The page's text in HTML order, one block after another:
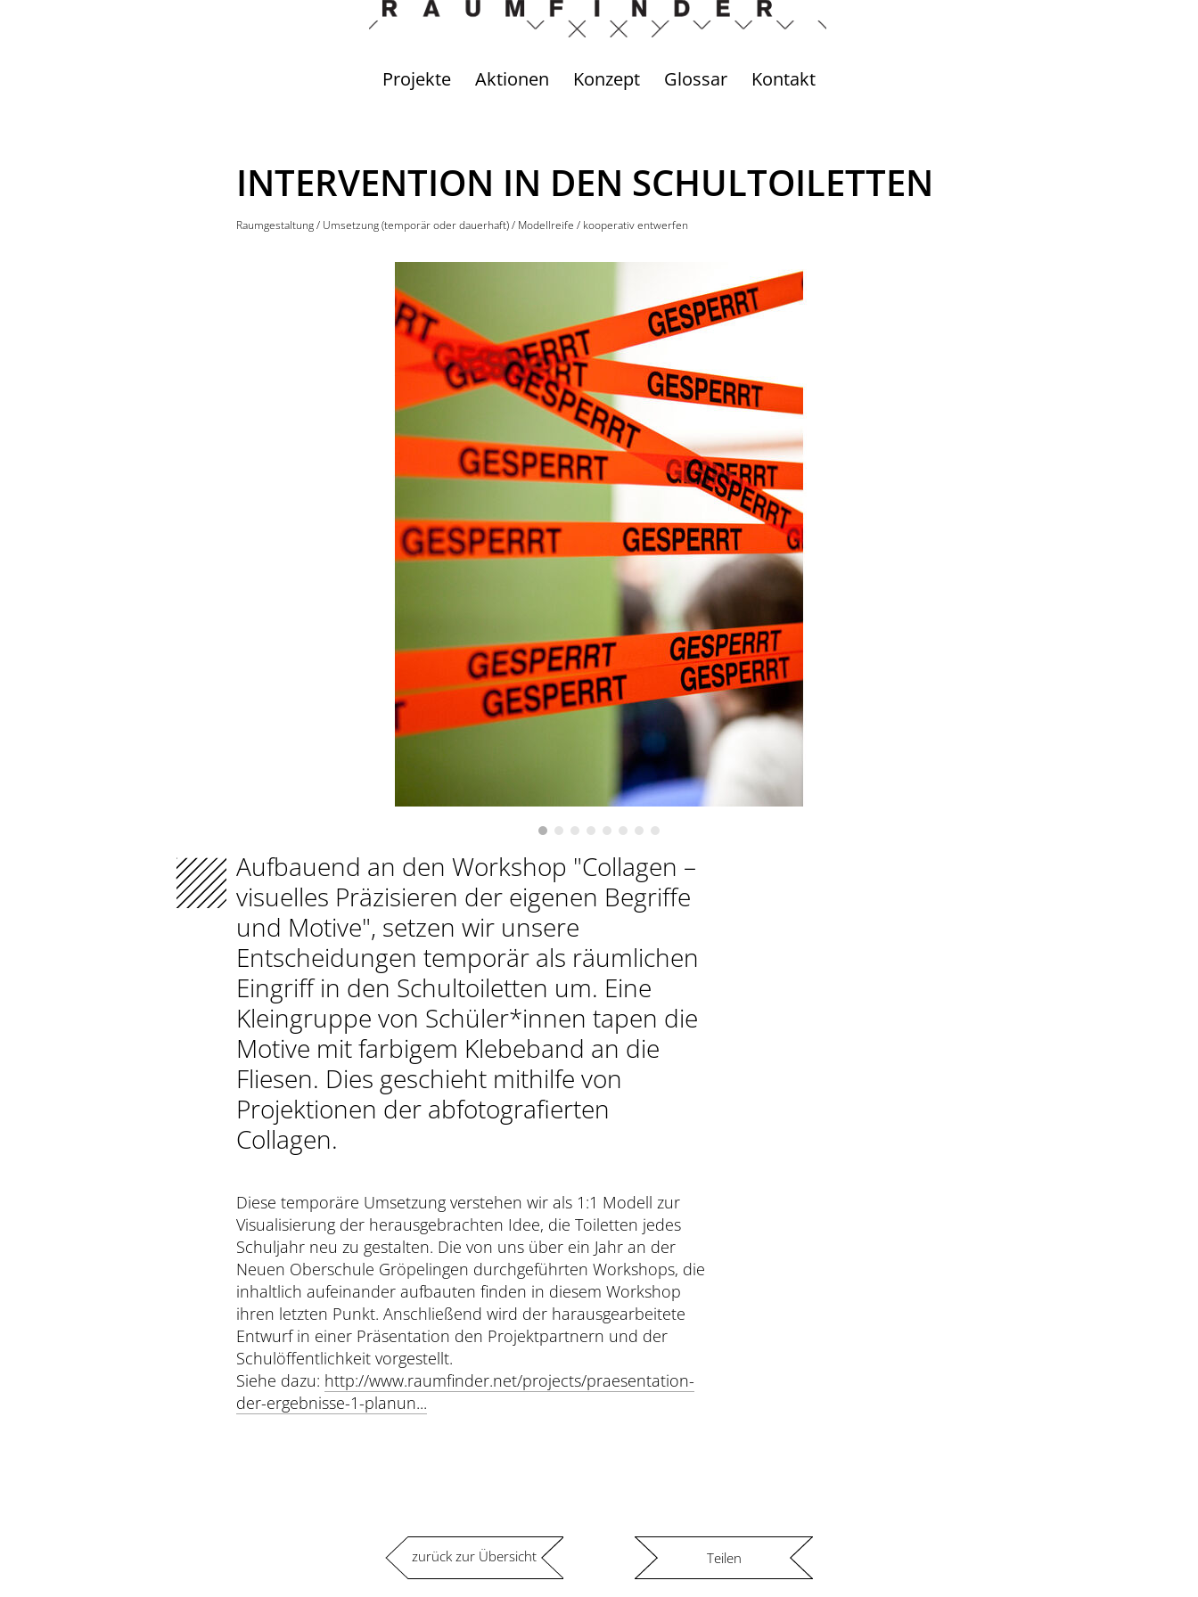
Projekte Aktionen Konzept Glossar Kontakt
INTERVENTION IN DEN SCHULTOILETTEN
Raumgestaltung/ Umsetzung (temporär oder dauerhaft)/ Modellreife / kooperativ entwerfen
Aufbauend an den Workshop "Collagen –
visuelles Präzisieren der eigenen Begriffe
und Motive", setzen wir unsere
Entscheidungen temporär als räumlichen
Eingriff in den Schultoiletten um. Eine
Kleingruppe von Schüler*innen tapen die
Motive mit farbigem Klebeband an die
Fliesen. Dies geschieht mithilfe von
Projektionen der abfotografierten
Collagen.
Diese temporäre Umsetzung verstehen wir als 1:1 Modell zur
Visualisierung der herausgebrachten Idee, die Toiletten jedes
Schuljahr neu zu gestalten. Die von uns über ein Jahr an der
Neuen Oberschule Gröpelingen durchgeführten Workshops, die
inhaltlich aufeinander aufbauten finden in diesem Workshop
ihren letzten Punkt. Anschließend wird der harausgearbeitete
Entwurf in einer Präsentation den Projektpartnern und der
Schulöffentlichkeit vorgestellt.
Siehe dazu: http://www.raumfinder.net/projects/praesentation-
der-ergebnisse-1-planun...
Teilen
zurück zur Übersicht